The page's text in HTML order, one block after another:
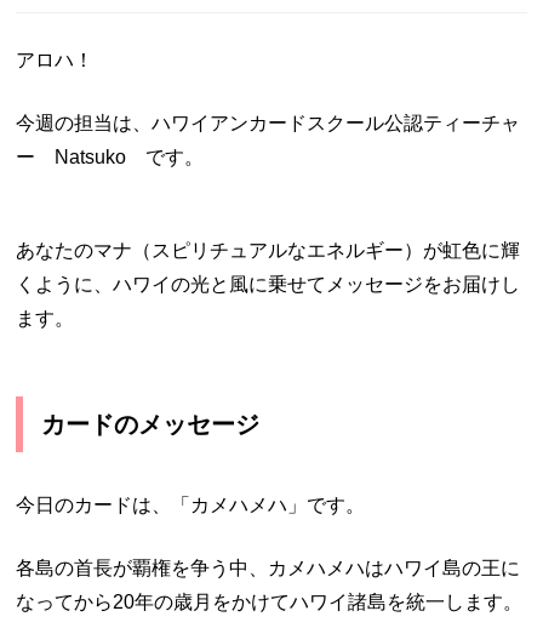
アロハ！
今週の担当は、ハワイアンカードスクール公認ティーチャ
ー Natsuko です。
あなたのマナ（スピリチュアルなエネルギー）が虹色に輝
くように、ハワイの光と風に乗せてメッセージをお届けし
ます。
カードのメッセージ
今日のカードは、「カメハメハ」です。
各島の首長が覇権を争う中、カメハメハはハワイ島の王に
なってから20年の歳月をかけてハワイ諸島を統一します。